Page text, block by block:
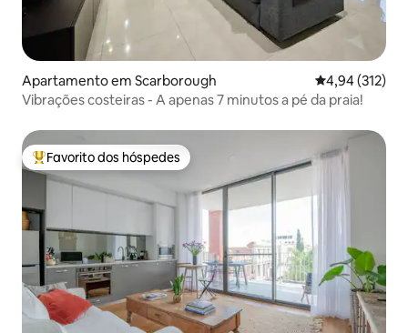
Apartamento em Scarborough Classificação
4,94 (312)
Vibrações costeiras - A apenas 7 minutos a pé da praia!
Favoritos dos hóspedes mais apreciados
Favorito dos hóspedes